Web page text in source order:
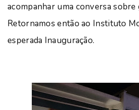
acompanhar uma conversa sobre
Retornamos então ao Instituto
esperada Inauguração.